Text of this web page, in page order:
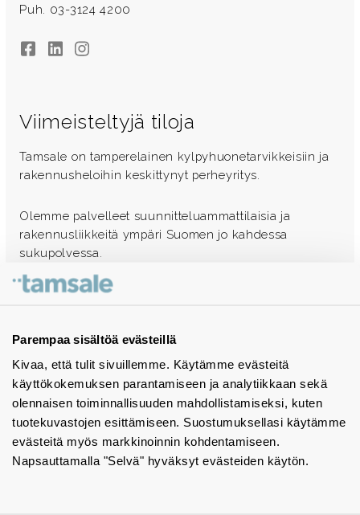
Parempaa sisältöä evästeillä
Kivaa, että tulit sivuillemme. Käytämme evästeitä
käyttökokemuksen parantamiseen ja analytiikkaan sekä
olennaisen toiminnallisuuden mahdollistamiseksi, kuten
tuotekuvastojen esittämiseen. Suostumuksellasi käytämme
evästeitä myös markkinoinnin kohdentamiseen.
Napsauttamalla "Selvä" hyväksyt evästeiden käytön.
Puh. 03-3124 4200
FacebookLinkedInInstagram
Viimeisteltyjä tiloja
Tamsale on tamperelainen kylpyhuonetarvikkeisiin ja
rakennusheloihin keskittynyt perheyritys.
Olemme palvelleet suunnitteluammattilaisia ja
rakennusliikkeitä ympäri Suomen jo kahdessa
sukupolvessa.
Ota yhteyttä - autamme mielellämme
Tuotekuvastot
Instagram
BIM-objektit
Yhteystiedot
Tiedotteet